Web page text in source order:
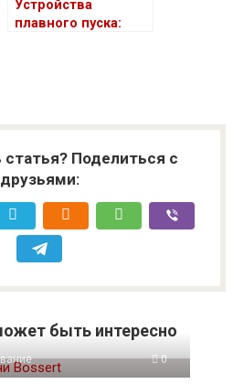
Устройства
плавного пуска:
статья? Поделиться с
друзьями:
быть интересно
0